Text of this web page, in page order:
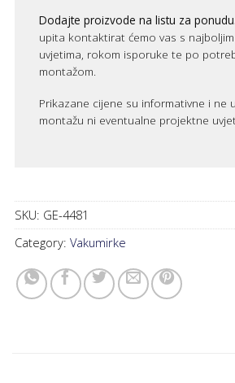
Dodajte proizvode na listu za ponudu.
upita kontaktirat ćemo vas s
uvjetima, rokom isporuke te po
montažom.
Prikazane cijene su informativne i ne
montažu ni eventualne projektne
SKU: GE-4481
Category:Vakumirke